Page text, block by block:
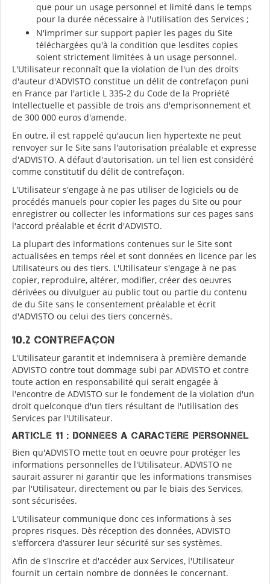
que pour un usage personnel et limité dans le temps
pour la durée nécessaire à l'utilisation des Services ;
N'imprimer sur support papier les pages du Site
téléchargées qu'à la condition que lesdites copies
soient strictement limitées à un usage personnel.
L'Utilisateur reconnaît que la violation de l'un des droits
d'auteur d'ADVISTO constitue un délit de contrefaçon puni
en France par l'article L 335-2 du Code de la Propriété
Intellectuelle et passible de trois ans d'emprisonnement et
de 300 000 euros d'amende.
En outre, il est rappelé qu'aucun lien hypertexte ne peut
renvoyer sur le Site sans l'autorisation préalable et expresse
d'ADVISTO. A défaut d'autorisation, un tel lien est considéré
comme constitutif du délit de contrefaçon.
L'Utilisateur s'engage à ne pas utiliser de logiciels ou de
procédés manuels pour copier les pages du Site ou pour
enregistrer ou collecter les informations sur ces pages sans
l'accord préalable et écrit d'ADVISTO.
La plupart des informations contenues sur le Site sont
actualisées en temps réel et sont données en licence par les
Utilisateurs ou des tiers. L'Utilisateur s'engage à ne pas
copier, reproduire, altérer, modifier, créer des oeuvres
dérivées ou divulguer au public tout ou partie du contenu
de du Site sans le consentement préalable et écrit
d'ADVISTO ou celui des tiers concernés.
10.2 Contrefaçon
L'Utilisateur garantit et indemnisera à première demande
ADVISTO contre tout dommage subi par ADVISTO et contre
toute action en responsabilité qui serait engagée à
l'encontre de ADVISTO sur le fondement de la violation d'un
droit quelconque d'un tiers résultant de l'utilisation des
Services par l'Utilisateur.
ARTICLE 11 : DONNEES A CARACTERE PERSONNEL
Bien qu'ADVISTO mette tout en oeuvre pour protéger les
informations personnelles de l'Utilisateur, ADVISTO ne
saurait assurer ni garantir que les informations transmises
par l'Utilisateur, directement ou par le biais des Services,
sont sécurisées.
L'Utilisateur communique donc ces informations à ses
propres risques. Dès réception des données, ADVISTO
s'efforcera d'assurer leur sécurité sur ses systèmes.
Afin de s'inscrire et d'accéder aux Services, l'Utilisateur
fournit un certain nombre de données le concernant.